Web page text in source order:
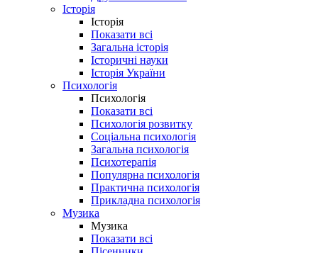
Історія
Історія
Показати всі
Загальна історія
Історичні науки
Історія України
Психологія
Психологія
Показати всі
Психологія розвитку
Соціальна психологія
Загальна психологія
Психотерапія
Популярна психологія
Практична психологія
Прикладна психологія
Музика
Музика
Показати всі